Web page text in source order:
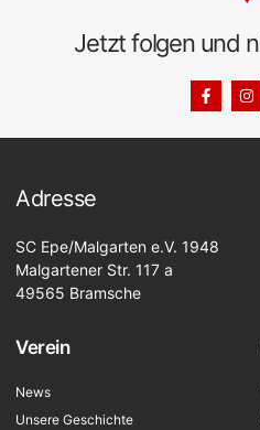
Jetzt folgen und
Adresse
SC Epe/Malgarten e.V. 1948
Malgartener Str. 117 a
49565 Bramsche
Verein
News
Unsere Geschichte